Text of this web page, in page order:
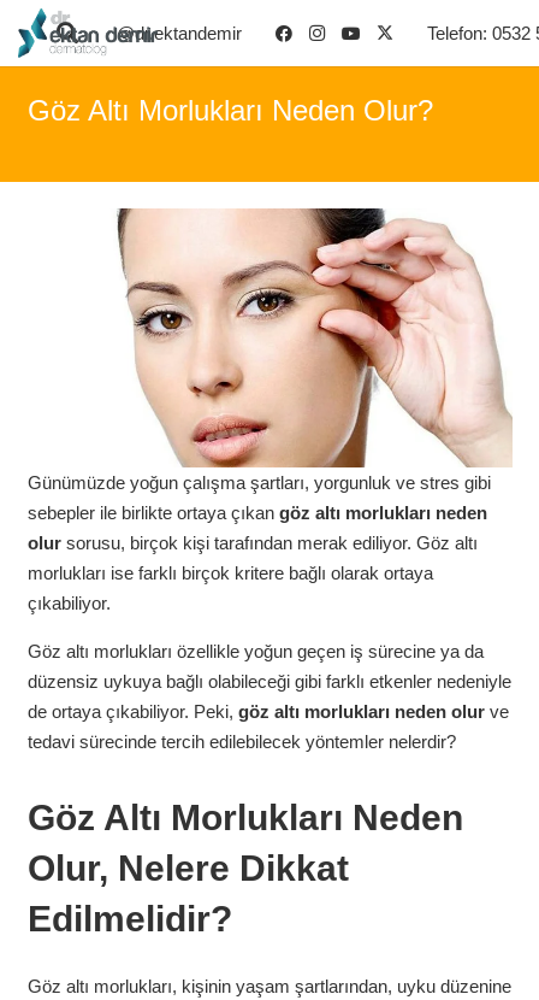
@dr.ektandemir Telefon: 0532
Göz Altı Morlukları Neden Olur?
Günümüzde yoğun çalışma şartları, yorgunluk ve stres gibi
sebepler ile birlikte ortaya çıkan göz altı morlukları neden
olursorusu, birçok kişi tarafından merak ediliyor. Göz altı
morlukları ise farklı birçok kritere bağlı olarak ortaya
çıkabiliyor.
Göz altı morlukları özellikle yoğun geçen iş sürecine ya da
düzensiz uykuya bağlı olabileceği gibi farklı etkenler nedeniyle
de ortaya çıkabiliyor. Peki, göz altı morlukları neden olurve
tedavi sürecinde tercih edilebilecek yöntemler nelerdir?
Göz Altı Morlukları Neden
Olur, Nelere Dikkat
Edilmelidir?
Göz altı morlukları, kişinin yaşam şartlarından, uyku düzenine